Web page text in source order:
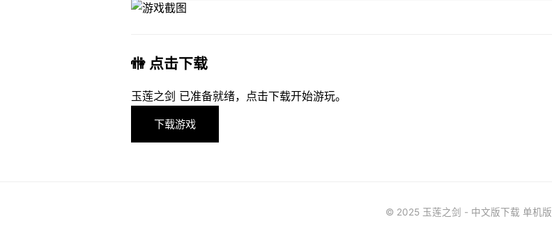
🚻 点击下载
玉莲之剑 已准备就绪，点击下载开始游玩。
下载游戏
© 2025 玉莲之剑 - 中文版下载 单机版